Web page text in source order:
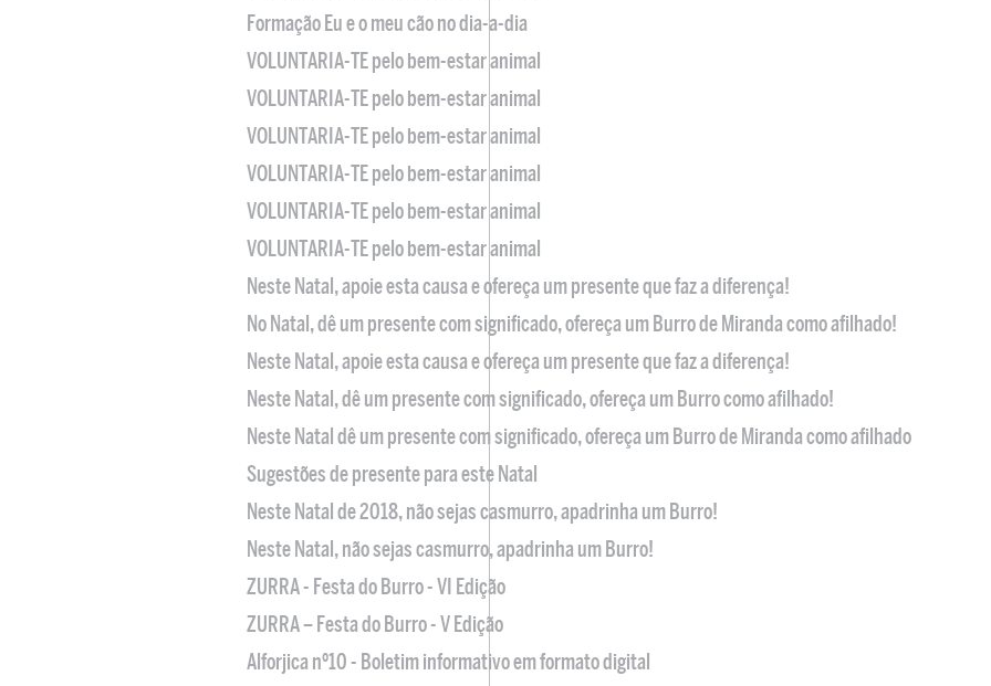
Formação Eu e o meu cão no dia-a-dia
VOLUNTARIA-TE pelo bem-estar animal
VOLUNTARIA-TE pelo bem-estar animal
VOLUNTARIA-TE pelo bem-estar animal
VOLUNTARIA-TE pelo bem-estar animal
VOLUNTARIA-TE pelo bem-estar animal
VOLUNTARIA-TE pelo bem-estar animal
Neste Natal, apoie esta causa e ofereça um presente que faz a diferença!
No Natal, dê um presente com significado, ofereça um Burro de Miranda como afilhado!
Neste Natal, apoie esta causa e ofereça um presente que faz a diferença!
Neste Natal, dê um presente com significado, ofereça um Burro como afilhado!
Neste Natal dê um presente com significado, ofereça um Burro de Miranda como afilhado
Sugestões de presente para este Natal
Neste Natal de 2018, não sejas casmurro, apadrinha um Burro!
Neste Natal, não sejas casmurro, apadrinha um Burro!
ZURRA - Festa do Burro - VI Edição
ZURRA – Festa do Burro - V Edição
Alforjica nº10 - Boletim informativo em formato digital